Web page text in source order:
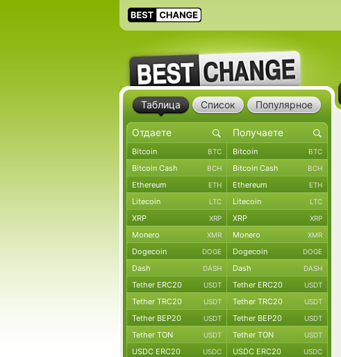
Таблица Список Популярное
Bitcoin BTC Bitcoin BTC
Bitcoin Cash BCH Bitcoin Cash BCH
Ethereum ETH Ethereum ETH
Litecoin LTC Litecoin LTC
XRP XRP XRP XRP
Monero XMR Monero XMR
Dogecoin DOGE Dogecoin DOGE
Dash DASH Dash DASH
Tether ERC20 USDT Tether ERC20 USDT
Tether TRC20 USDT Tether TRC20 USDT
Tether BEP20 USDT Tether BEP20 USDT
Tether TON USDT Tether TON USDT
USDC ERC20 USDC USDC ERC20 USDC